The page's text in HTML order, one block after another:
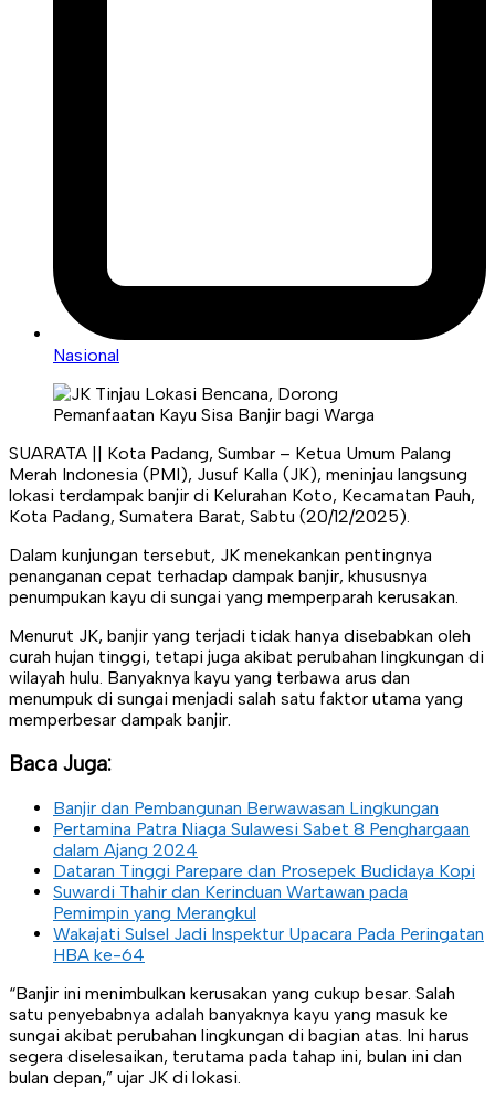
Nasional
SUARATA || Kota Padang, Sumbar – Ketua Umum Palang
Merah Indonesia (PMI), Jusuf Kalla (JK), meninjau langsung
lokasi terdampak banjir di Kelurahan Koto, Kecamatan Pauh,
Kota Padang, Sumatera Barat, Sabtu (20/12/2025).
Dalam kunjungan tersebut, JK menekankan pentingnya
penanganan cepat terhadap dampak banjir, khususnya
penumpukan kayu di sungai yang memperparah kerusakan.
Menurut JK, banjir yang terjadi tidak hanya disebabkan oleh
curah hujan tinggi, tetapi juga akibat perubahan lingkungan di
wilayah hulu. Banyaknya kayu yang terbawa arus dan
menumpuk di sungai menjadi salah satu faktor utama yang
memperbesar dampak banjir.
Baca Juga:
Banjir dan Pembangunan Berwawasan Lingkungan
Pertamina Patra Niaga Sulawesi Sabet 8 Penghargaan
dalam Ajang 2024
Dataran Tinggi Parepare dan Prosepek Budidaya Kopi
Suwardi Thahir dan Kerinduan Wartawan pada
Pemimpin yang Merangkul
Wakajati Sulsel Jadi Inspektur Upacara Pada Peringatan
HBA ke-64
“Banjir ini menimbulkan kerusakan yang cukup besar. Salah
satu penyebabnya adalah banyaknya kayu yang masuk ke
sungai akibat perubahan lingkungan di bagian atas. Ini harus
segera diselesaikan, terutama pada tahap ini, bulan ini dan
bulan depan,” ujar JK di lokasi.